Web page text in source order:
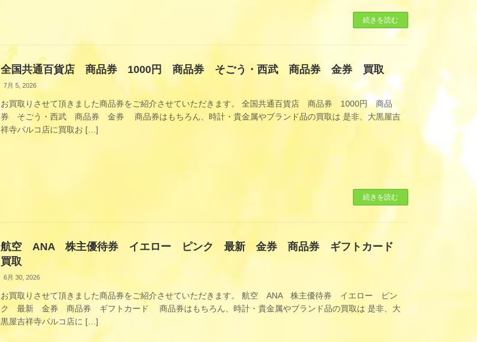
続きを読む
全国共通百貨店 商品券 1000円 商品券 そごう・西武 商品券 金券 買取
7月 5, 2026
お買取りさせて頂きました商品券をご紹介させていただきます。 全国共通百貨店 商品券 1000円 商品
券 そごう・西武 商品券 金券 商品券はもちろん、時計・貴金属やブランド品の買取は 是非、大黒屋吉
祥寺パルコ店に買取お […]
続きを読む
航空 ANA 株主優待券 イエロー ピンク 最新 金券 商品券 ギフトカード
買取
6月 30, 2026
お買取りさせて頂きました商品券をご紹介させていただきます。 航空 ANA 株主優待券 イエロー ピン
ク 最新 金券 商品券 ギフトカード 商品券はもちろん、時計・貴金属やブランド品の買取は 是非、大
黒屋吉祥寺パルコ店に […]